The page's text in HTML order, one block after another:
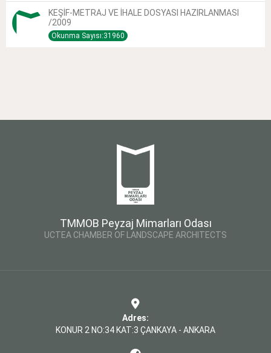
KEŞİF-METRAJ VE İHALE DOSYASI HAZIRLANMASI
/2009
Okunma Sayısı:31960
TMMOB Peyzaj Mimarları Odası
UCTEA CHAMBER OF LANDSCAPE ARCHITECTS
Adres:
KONUR 2 NO:34 KAT:3 ÇANKAYA - ANKARA